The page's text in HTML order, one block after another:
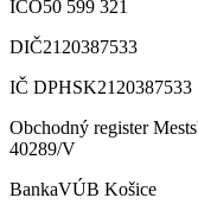
IČO50 599 321
DIČ2120387533
IČ DPHSK2120387533
Obchodný register
40289/V
BankaVÚB Košice